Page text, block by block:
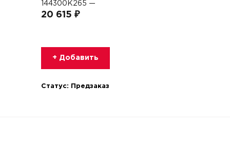
144300K265 —
20 615 ₽
+ Добавить
Статус: Предзаказ